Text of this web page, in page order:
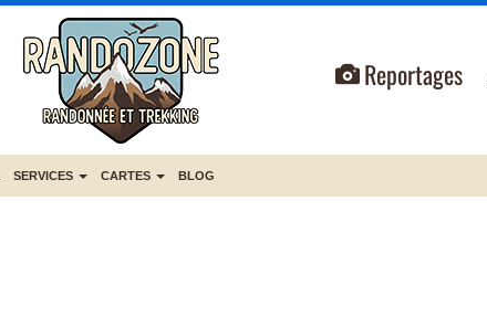
Reportages
SERVICES CARTES BLOG